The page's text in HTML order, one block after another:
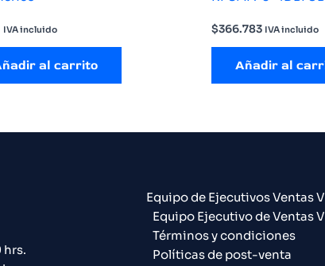
IVA incluido
al carrito
$366.783 IVA incluido
Añadir al
hrs.
Equipo de Ejecutivos Ventas
Equipo Ejecutivo de Ventas
Términos y condiciones
Políticas de post-venta